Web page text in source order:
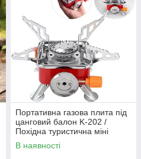
Портативна газова плита під
цанговий балон K-202 /
Похідна туристична міні
плита
В наявності